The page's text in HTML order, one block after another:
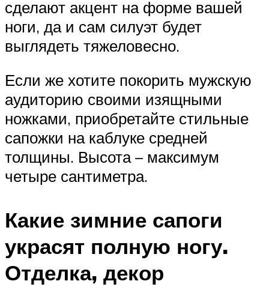
сделают акцент на форме вашей
ноги, да и сам силуэт будет
выглядеть тяжеловесно.
Если же хотите покорить мужскую
аудиторию своими изящными
ножками, приобретайте стильные
сапожки на каблуке средней
толщины. Высота – максимум
четыре сантиметра.
Какие зимние сапоги
украсят полную ногу.
Отделка, декор